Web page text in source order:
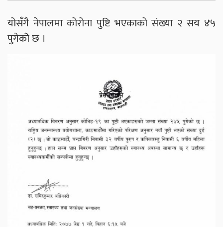
योसँगै नेपालमा कोरोना पुष्टि भएकाको संख्या २ सय ४५
पुगेकोे छ ।